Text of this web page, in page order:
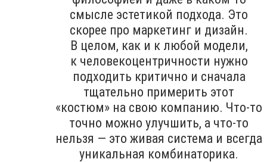
смысле эстетикой подхода. Это
скорее про маркетинг и дизайн.
В целом, как и к любой модели,
к человекоцентричности нужно
подходить критично и сначала
тщательно примерить этот
«костюм» на свою компанию. Что-то
точно можно улучшить, а что-то
нельзя — это живая система и всегда
уникальная комбинаторика.